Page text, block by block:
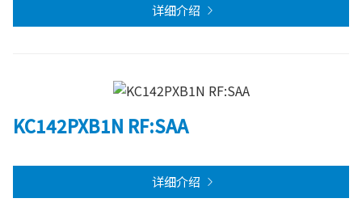
详细介绍
KC142PXB1N RF:SAA
详细介绍